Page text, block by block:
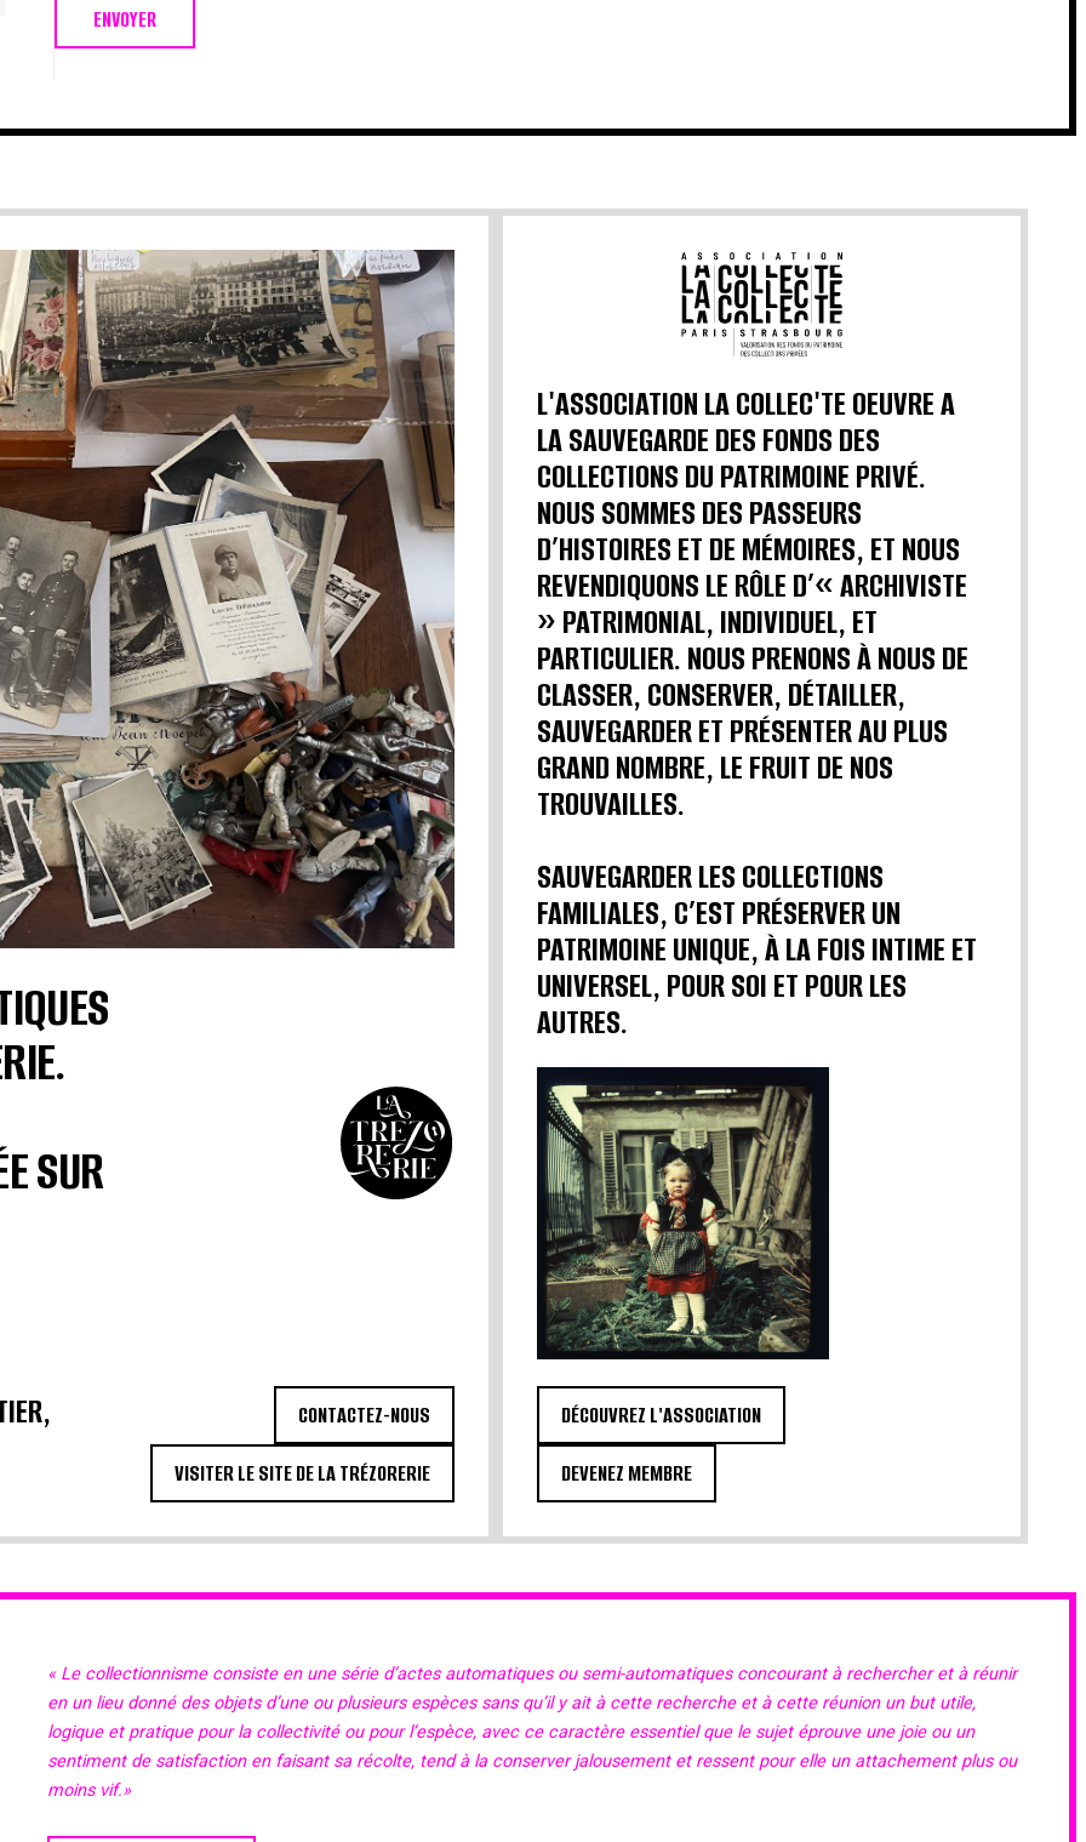
ENVOYER
SUR
CONTACTEZ-NOUS
VISITER LE SITE DE LA TRÉZORERIE
L'ASSOCIATION LA COLLEC'TE OEUVRE A
LA SAUVEGARDE DES FONDS DES
COLLECTIONS DU PATRIMOINE PRIVÉ.
NOUS SOMMES DES PASSEURS
D’HISTOIRES ET DE MÉMOIRES, ET NOUS
REVENDIQUONS LE RÔLE D’« ARCHIVISTE
» PATRIMONIAL, INDIVIDUEL, ET
PARTICULIER. NOUS PRENONS À NOUS DE
CLASSER, CONSERVER, DÉTAILLER,
SAUVEGARDER ET PRÉSENTER AU PLUS
GRAND NOMBRE, LE FRUIT DE NOS
TROUVAILLES.
SAUVEGARDER LES COLLECTIONS
FAMILIALES, C’EST PRÉSERVER UN
PATRIMOINE UNIQUE, À LA FOIS INTIME ET
UNIVERSEL, POUR SOI ET POUR LES
AUTRES.
DÉCOUVREZ L'ASSOCIATION
DEVENEZ MEMBRE
« Le collectionnisme consiste en une série d’actes automatiques ou semi-automatiques concourant à rechercher et à réunir
en un lieu donné des objets d’une ou plusieurs espèces sans qu’il y ait à cette recherche et à cette réunion un but utile,
logique et pratique pour la collectivité ou pour l’espèce, avec ce caractère essentiel que le sujet éprouve une joie ou un
sentiment de satisfaction en faisant sa récolte, tend à la conserver jalousement et ressent pour elle un attachement plus ou
moins vif.»